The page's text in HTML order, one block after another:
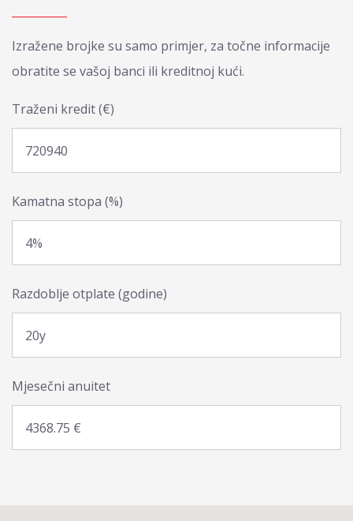
Izražene brojke su samo primjer, za točne informacije
obratite se vašoj banci ili kreditnoj kući.
Traženi kredit (€)
Kamatna stopa (%)
Razdoblje otplate (godine)
Mjesečni anuitet